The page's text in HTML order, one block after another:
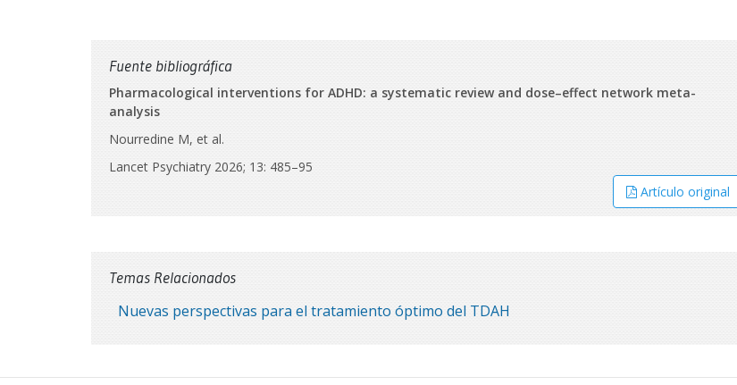
Fuente bibliográfica
Pharmacological interventions for ADHD: a systematic review and dose–effect network meta-
analysis
Nourredine M, et al.
Lancet Psychiatry 2026; 13: 485–95
Artículo original
Temas Relacionados
Nuevas perspectivas para el tratamiento óptimo del TDAH